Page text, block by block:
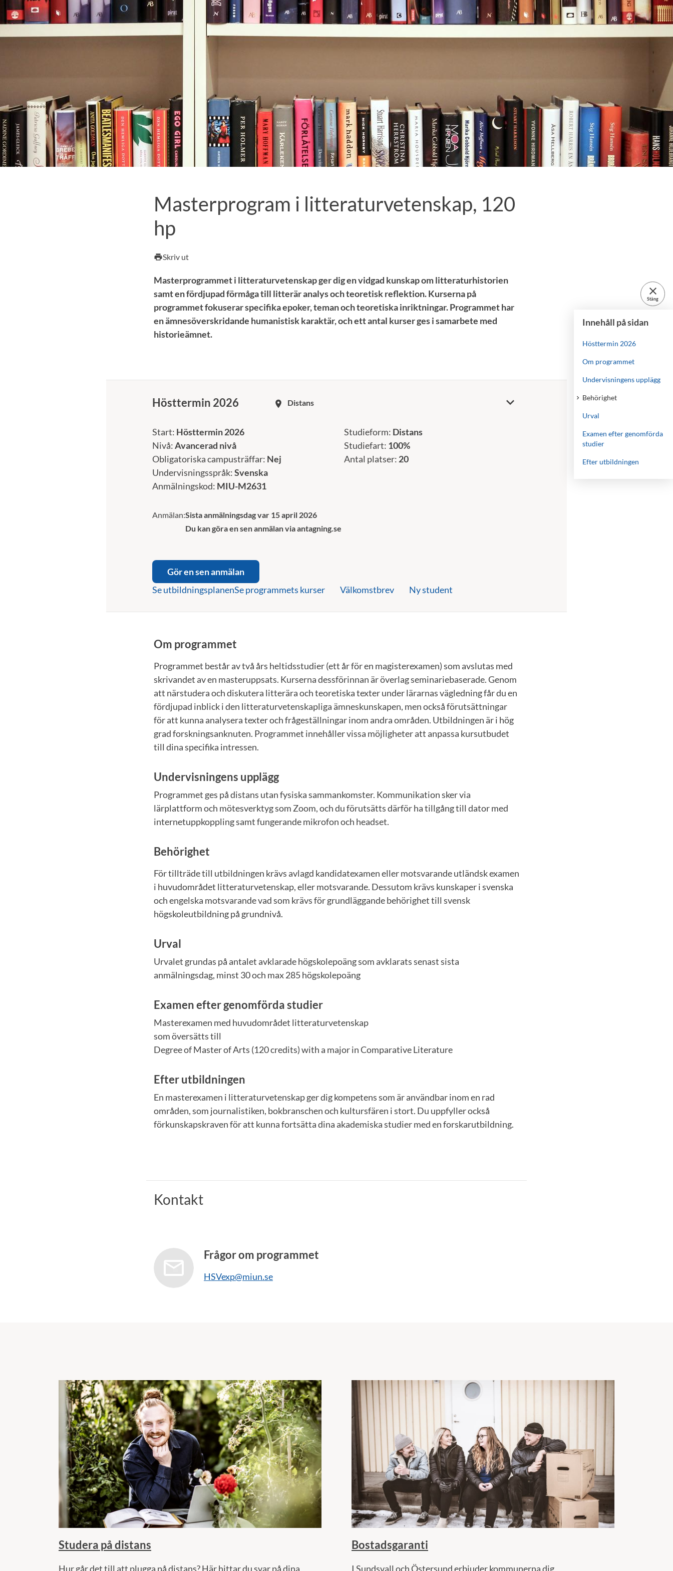
Masterprogram i litteraturvetenskap, 120
hp
printSkriv ut
close
Stäng
Innehåll på sidan
Hösttermin 2026
Om programmet
Undervisningens upplägg
Behörighet
Urval
Examen efter genomförda
studier
Efter utbildningen
Masterprogrammet i litteraturvetenskap ger dig en vidgad kunskap om litteraturhistorien
samt en fördjupad förmåga till litterär analys och teoretisk reflektion. Kurserna på
programmet fokuserar specifika epoker, teman och teoretiska inriktningar. Programmet har
en ämnesöverskridande humanistisk karaktär, och ett antal kurser ges i samarbete med
historieämnet.
Hösttermin 2026 room Distans
Start: Hösttermin 2026
Nivå:Avancerad nivå
Obligatoriska campusträffar: Nej
Undervisningsspråk:Svenska
Anmälningskod: MIU-M2631
Studieform: Distans
Studiefart: 100%
Antal platser: 20
Anmälan:Sista anmälningsdag var 15 april 2026
Du kan göra en sen anmälan via antagning.se
Gör en sen anmälan
Se utbildningsplanenSe programmets kurser Välkomstbrev Ny student
Om programmet
Programmet består av två års heltidsstudier (ett år för en magisterexamen) som avslutas med
skrivandet av en masteruppsats. Kurserna dessförinnan är överlag seminariebaserade. Genom
att närstudera och diskutera litterära och teoretiska texter under lärarnas vägledning får du en
fördjupad inblick i den litteraturvetenskapliga ämneskunskapen, men också förutsättningar
för att kunna analysera texter och frågeställningar inom andra områden. Utbildningen är i hög
grad forskningsanknuten. Programmet innehåller vissa möjligheter att anpassa kursutbudet
till dina specifika intressen.
Undervisningens upplägg
Programmet ges på distans utan fysiska sammankomster. Kommunikation sker via
lärplattform och mötesverktyg som Zoom, och du förutsätts därför ha tillgång till dator med
internetuppkoppling samt fungerande mikrofon och headset.
Behörighet
För tillträde till utbildningen krävs avlagd kandidatexamen eller motsvarande utländsk examen
i huvudområdet litteraturvetenskap, eller motsvarande. Dessutom krävs kunskaper i svenska
och engelska motsvarande vad som krävs för grundläggande behörighet till svensk
högskoleutbildning på grundnivå.
Urval
Urvalet grundas på antalet avklarade högskolepoäng som avklarats senast sista
anmälningsdag, minst 30 och max 285 högskolepoäng
Examen efter genomförda studier
Masterexamen med huvudområdet litteraturvetenskap
som översätts till
Degree of Master of Arts (120 credits) with a major in Comparative Literature
Efter utbildningen
En masterexamen i litteraturvetenskap ger dig kompetens som är användbar inom en rad
områden, som journalistiken, bokbranschen och kultursfären i stort. Du uppfyller också
förkunskapskraven för att kunna fortsätta dina akademiska studier med en forskarutbildning.
Kontakt
Frågor om programmet
HSVexp@miun.se
Studera på distans
Hur går det till att plugga på distans? Här hittar du svar på dina
Bostadsgaranti
I Sundsvall och Östersund erbjuder kommunerna dig